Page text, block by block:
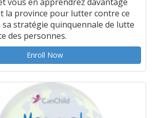
vous en apprendrez davantage
la province pour lutter contre ce
sa stratégie quinquennale de lutte
des personnes.
Enroll Now